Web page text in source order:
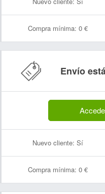
Compra mínima: 0 €
Envío
Nuevo cliente: Sí
Compra mínima: 0 €